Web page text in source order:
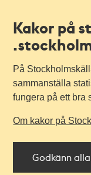
Kakor på
På
sammanställa
fungera på ett bra
Om kakor på
Godkänn